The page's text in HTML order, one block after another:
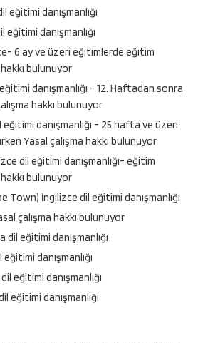
eğitimi danışmanlığı
eğitimi danışmanlığı
6 ay ve üzeri eğitimlerde eğitim
bulunuyor
danışmanlığı - 12. Haftadan sonra
hakkı bulunuyor
eğitimi danışmanlığı - 25 hafta ve üzeri
Yasal çalışma hakkı bulunuyor
dil eğitimi danışmanlığı- eğitim
bulunuyor
Town) İngilizce dil eğitimi danışmanlığı
çalışma hakkı bulunuyor
dil eğitimi danışmanlığı
danışmanlığı
eğitimi danışmanlığı
eğitimi danışmanlığı